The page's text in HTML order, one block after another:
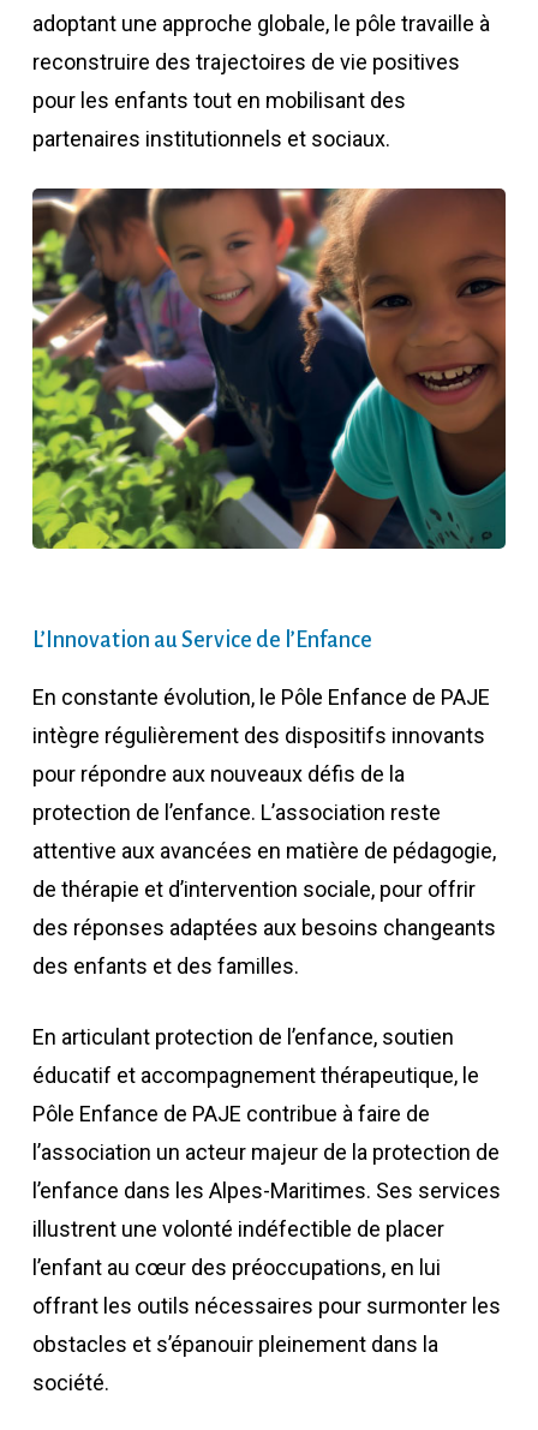
adoptant une approche globale, le pôle travaille à
reconstruire des trajectoires de vie positives
pour les enfants tout en mobilisant des
partenaires institutionnels et sociaux.
L’Innovation au Service de l’Enfance
En constante évolution, le Pôle Enfance de PAJE
intègre régulièrement des dispositifs innovants
pour répondre aux nouveaux défis de la
protection de l’enfance. L’association reste
attentive aux avancées en matière de pédagogie,
de thérapie et d’intervention sociale, pour offrir
des réponses adaptées aux besoins changeants
des enfants et des familles.
En articulant protection de l’enfance, soutien
éducatif et accompagnement thérapeutique, le
Pôle Enfance de PAJE contribue à faire de
l’association un acteur majeur de la protection de
l’enfance dans les Alpes-Maritimes. Ses services
illustrent une volonté indéfectible de placer
l’enfant au cœur des préoccupations, en lui
offrant les outils nécessaires pour surmonter les
obstacles et s’épanouir pleinement dans la
société.